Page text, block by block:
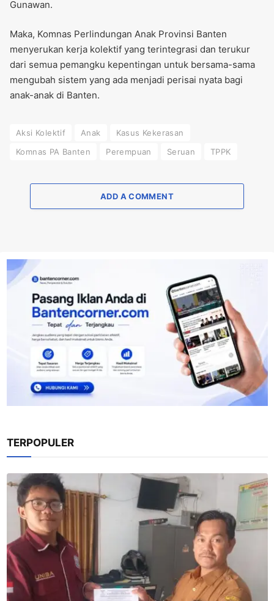
Gunawan.
Maka, Komnas Perlindungan Anak Provinsi Banten
menyerukan kerja kolektif yang terintegrasi dan terukur
dari semua pemangku kepentingan untuk bersama-sama
mengubah sistem yang ada menjadi perisai nyata bagi
anak-anak di Banten.
Aksi Kolektif Anak
Kasus Kekerasan
Komnas PA Banten
Perempuan Seruan TPPK
ADD A COMMENT
TERPOPULER